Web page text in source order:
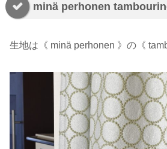
minä perhonen
生地は《 minä perhonen 》の《